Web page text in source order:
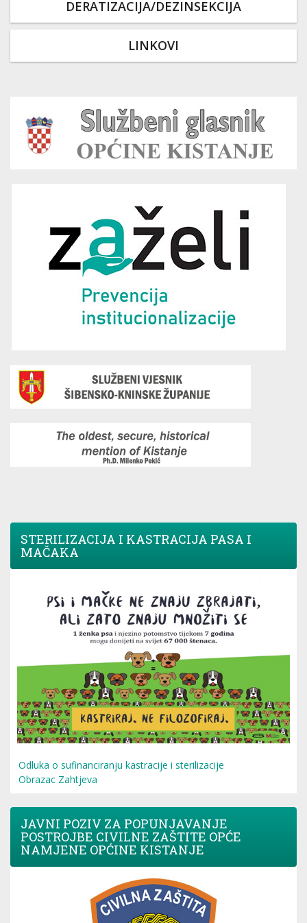
DERATIZACIJA/DEZINSEKCIJA
LINKOVI
STERILIZACIJA I KASTRACIJA PASA I
MAČAKA
Odluka o sufinanciranju kastracije i sterilizacije
Obrazac Zahtjeva
JAVNI POZIV ZA POPUNJAVANJE
POSTROJBE CIVILNE ZAŠTITE OPĆE
NAMJENE OPĆINE KISTANJE